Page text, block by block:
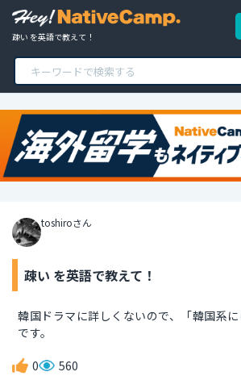
疎い を英語で教えて！
toshiroさん
疎い を英語で教えて！
韓国ドラマに詳しくないので、「韓国系
です。
0 560